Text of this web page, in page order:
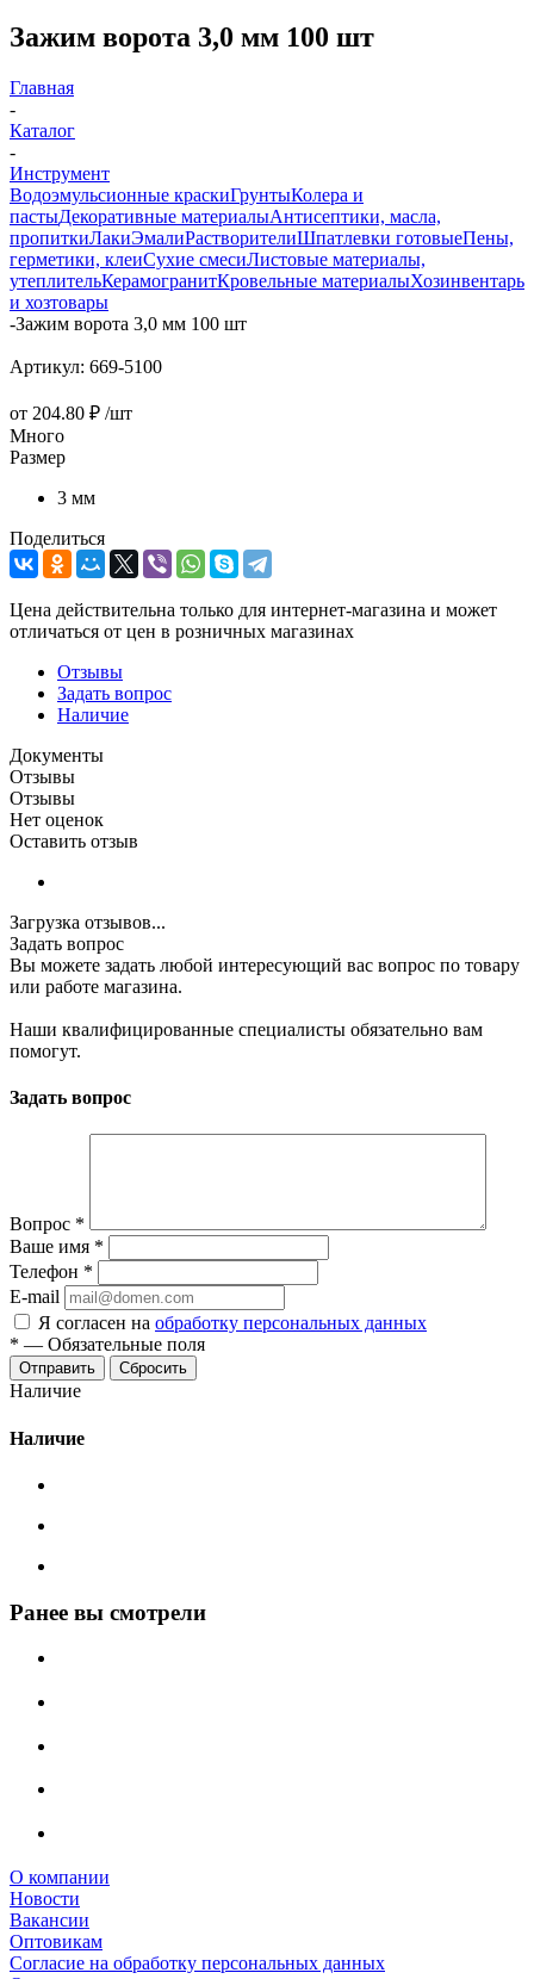
Зажим ворота 3,0 мм 100 шт
Главная
-
Каталог
-
Инструмент
Водоэмульсионные краскиГрунтыКолера и
пастыДекоративные материалыАнтисептики, масла,
пропиткиЛакиЭмалиРастворителиШпатлевки готовыеПены,
герметики, клеиСухие смесиЛистовые материалы,
утеплительКерамогранитКровельные материалыХозинвентарь
и хозтовары
-Зажим ворота 3,0 мм 100 шт
Артикул: 669-5100
от 204.80 ₽ /шт
Много
Размер
3 мм
Поделиться
Цена действительна только для интернет-магазина и может
отличаться от цен в розничных магазинах
Отзывы
Задать вопрос
Наличие
Документы
Отзывы
Отзывы
Нет оценок
Оставить отзыв
Загрузка отзывов...
Задать вопрос
Вы можете задать любой интересующий вас вопрос по товару
или работе магазина.
Наши квалифицированные специалисты обязательно вам
помогут.
Задать вопрос
Вопрос *
Ваше имя *
Телефон *
E-mail
Я согласен на обработку персональных данных
* — Обязательные поля
Сбросить
Наличие
Наличие
Ранее вы смотрели
О компании
Новости
Вакансии
Оптовикам
Cогласие на обработку персональных данных